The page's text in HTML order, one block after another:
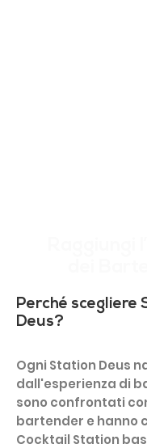
Perché scegliere
Deus?
Ogni Station Deus
dall'esperienza di
sono confrontati
bartender e hanno
Cocktail Station